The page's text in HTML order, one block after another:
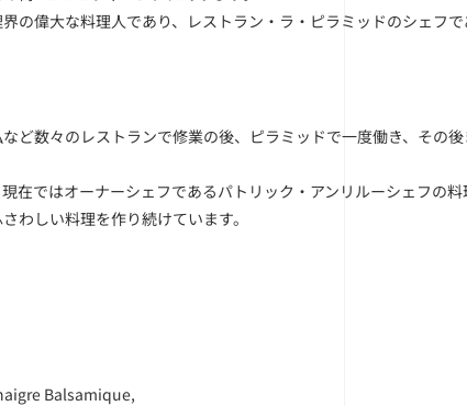
の偉大な料理人であり、レストラン・ラ・ピラミッドのシェフで
ど数々のレストランで修業の後、ピラミッドで一度働き、その
在ではオーナーシェフであるパトリック・アンリルーシェフの
わしい料理を作り続けています。
Balsamique,